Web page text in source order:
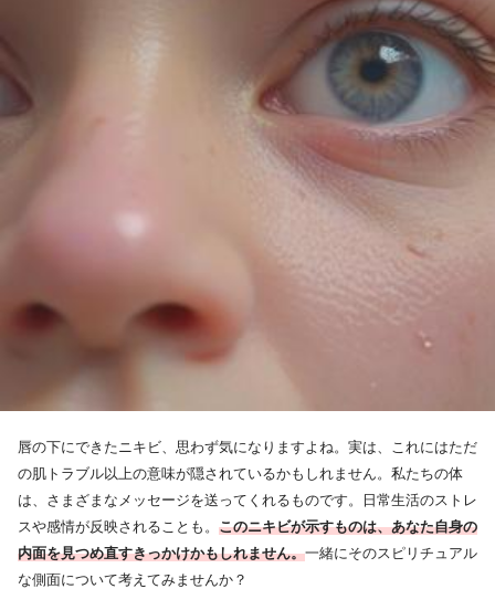
唇の下にできたニキビ、思わず気になりますよね。実は、これにはただ
の肌トラブル以上の意味が隠されているかもしれません。私たちの体
は、さまざまなメッセージを送ってくれるものです。日常生活のストレ
スや感情が反映されることも。 このニキビが示すものは、あなた自身の
内面を見つめ直すきっかけかもしれません。一緒にそのスピリチュアル
な側面について考えてみませんか？